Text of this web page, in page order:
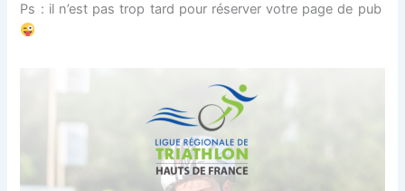
Ps : il n’est pas trop tard pour réserver votre page de pub